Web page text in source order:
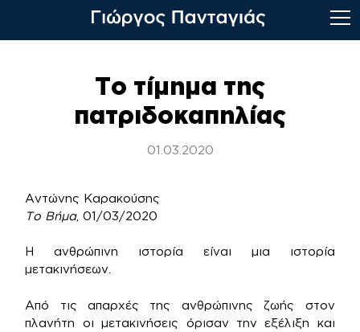
Το τίμημα της
πατριδοκαπηλίας
01.03.2020
Αντώνης Καρακούσης
Το Βήμα, 01/03/2020
H ανθρώπινη ιστορία είναι μια ιστορία
μετακινήσεων.
Από τις απαρχές της ανθρώπινης ζωής στον
πλανήτη οι μετακινήσεις όρισαν την εξέλιξη και